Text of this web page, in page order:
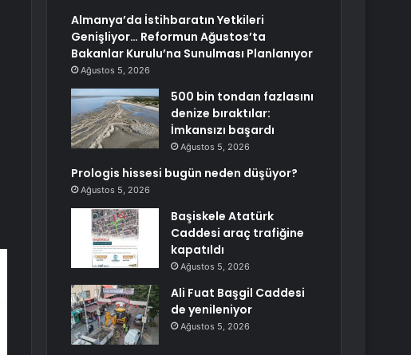
Almanya’da İstihbaratın Yetkileri
Genişliyor… Reformun Ağustos’ta
Bakanlar Kurulu’na Sunulması Planlanıyor
Ağustos 5, 2026
500 bin tondan fazlasını
denize bıraktılar:
İmkansızı başardı
Ağustos 5, 2026
Prologis hissesi bugün neden düşüyor?
Ağustos 5, 2026
Başiskele Atatürk
Caddesi araç trafiğine
kapatıldı
Ağustos 5, 2026
Ali Fuat Başgil Caddesi
de yenileniyor
Ağustos 5, 2026